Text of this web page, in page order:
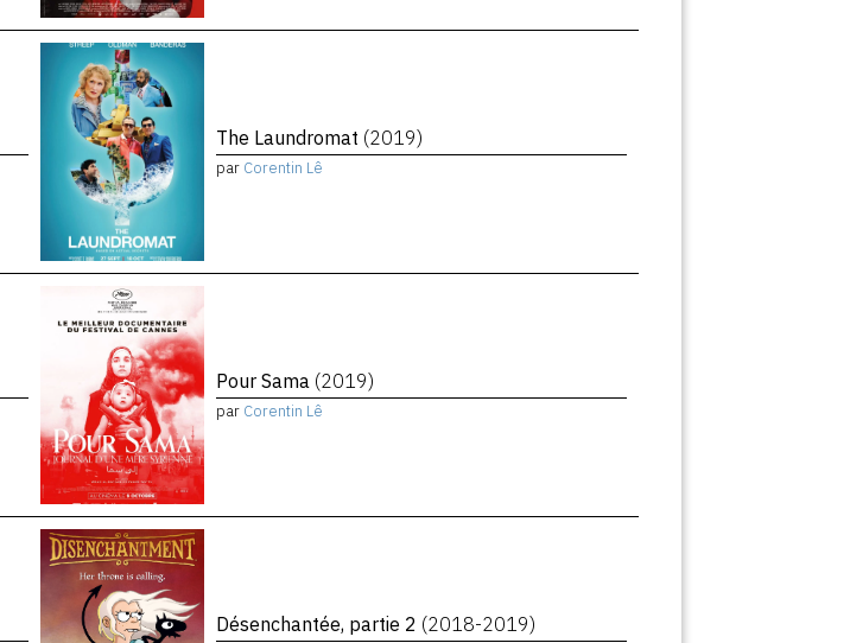
The Laundromat (2019)
par Corentin Lê
Pour Sama (2019)
par Corentin Lê
Désenchantée, partie 2 (2018-2019)